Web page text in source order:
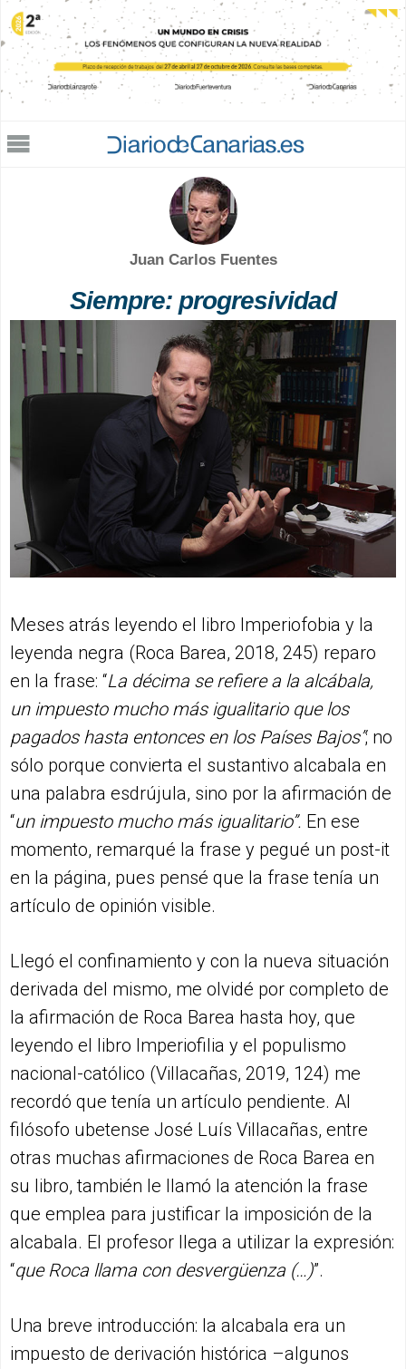
Jump to navigation
Juan Carlos Fuentes
Siempre: progresividad
Meses atrás leyendo el libro Imperiofobia y la
leyenda negra (Roca Barea, 2018, 245) reparo
en la frase: “La décima se refiere a la alcábala,
un impuesto mucho más igualitario que los
pagados hasta entonces en los Países Bajos”; no
sólo porque convierta el sustantivo alcabala en
una palabra esdrújula, sino por la afirmación de
“un impuesto mucho más igualitario”. En ese
momento, remarqué la frase y pegué un post-it
en la página, pues pensé que la frase tenía un
artículo de opinión visible.
Llegó el confinamiento y con la nueva situación
derivada del mismo, me olvidé por completo de
la afirmación de Roca Barea hasta hoy, que
leyendo el libro Imperiofilia y el populismo
nacional-católico (Villacañas, 2019, 124) me
recordó que tenía un artículo pendiente. Al
filósofo ubetense José Luís Villacañas, entre
otras muchas afirmaciones de Roca Barea en
su libro, también le llamó la atención la frase
que emplea para justificar la imposición de la
alcabala. El profesor llega a utilizar la expresión:
“que Roca llama con desvergüenza (…)”.
Una breve introducción: la alcabala era un
impuesto de derivación histórica –algunos